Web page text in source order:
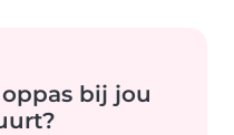
bij jou